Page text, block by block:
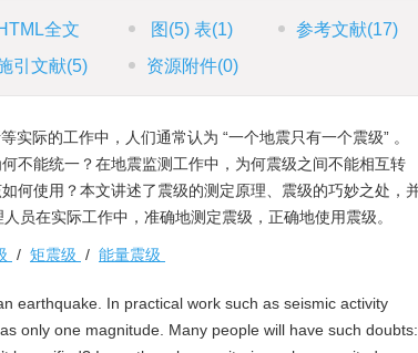
全文 图 (5)表(1) 参考文献(17)
引文献(5) 资源附件(0)
实际的工作中，人们通常认为 “一个地震只有一个震级” 。
不能统一？在地震监测工作中，为何震级之间不能相互转
何使用？本文讲述了震级的测定原理、震级的巧妙之处，
员在实际工作中，准确地测定震级，正确地使用震级。
/ 矩震级 / 能量震级
earthquake. In practical work such as seismic activity
only one magnitude. Many people will have such doubts: